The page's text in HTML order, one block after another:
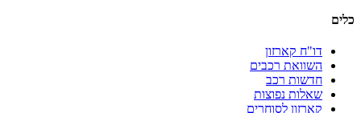
כלים
דו"ח קארזון
השוואת רכבים
חדשות רכב
שאלות נפוצות
קארזון לסוחרים